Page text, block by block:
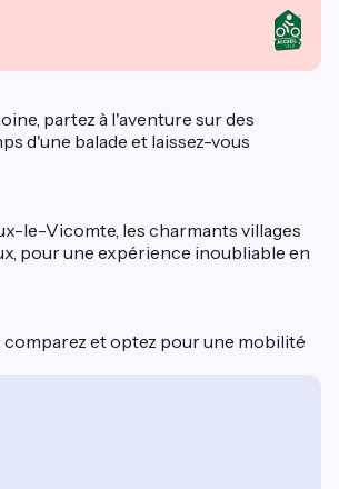
partez à l'aventure sur des
d'une balade et laissez-vous
le-Vicomte, les charmants villages
pour une expérience inoubliable en
comparez et optez pour une mobilité